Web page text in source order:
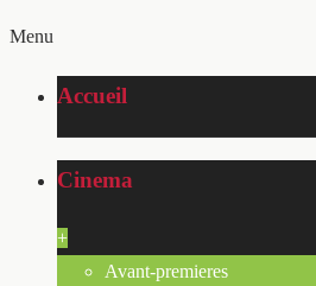
Menu
Accueil
Cinema
+
Avant-premieres